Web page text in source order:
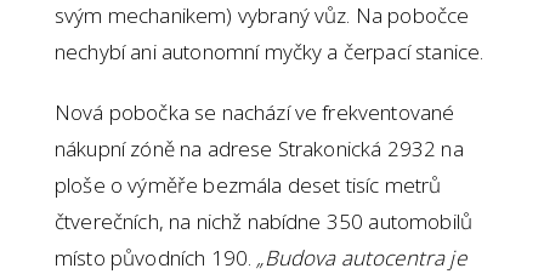
svým mechanikem) vybraný vůz. Na pobočce
nechybí ani autonomní myčky a čerpací stanice.
Nová pobočka se nachází ve frekventované
nákupní zóně na adrese Strakonická 2932 na
ploše o výměře bezmála deset tisíc metrů
čtverečních, na nichž nabídne 350 automobilů
místo původních 190. „Budova autocentra je